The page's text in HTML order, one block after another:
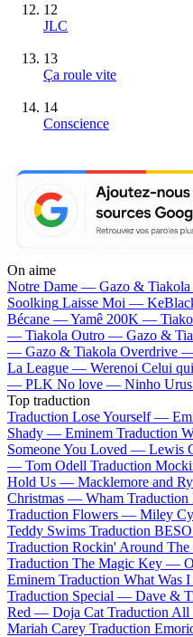
12
JLC
13
Ça roule vite
14
Conscience
On aime
Notre Dame — Gazo & Tiakola
Soolking Laisse Moi —
Bécane —Yamê 200K —
— Tiakola Outro — Gazo &
— Gazo & Tiakola Overdrive
La League — Werenoi Celui
— PLK No love — Ninho
Top traduction
Traduction Lose Yourself —
Shady — Eminem Traduction
Someone You Loved — Lewis
— Tom Odell Traduction
Hold Us — Macklemore and
Christmas — Wham
Traduction Flowers — Miley
Teddy Swims Traduction
Traduction Rockin' Around
Traduction The Magic Key —
Eminem Traduction What Was
Traduction Special — Dave &
Red — Doja Cat Traduction
Mariah Carey Traduction